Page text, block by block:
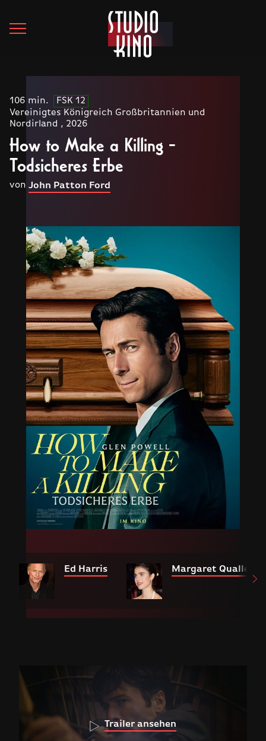
106 min.
FSK 12
Vereinigtes Königreich Großbritannien und
Nordirland , 2026
How to Make a Killing -
Todsicheres Erbe
von John Patton Ford
Ed Harris Margaret Qualley
Trailer ansehen